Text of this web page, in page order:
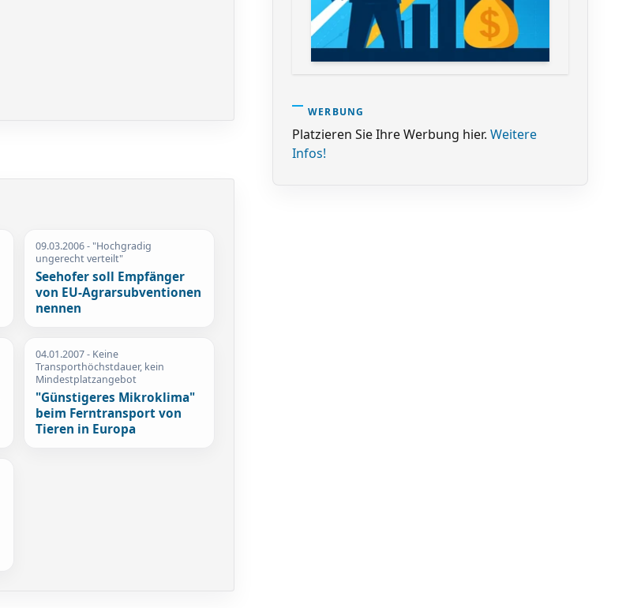
09.03.2006- "Hochgradig
ungerecht verteilt"
Seehofer soll Empfänger
von EU-Agrarsubventionen
nennen
04.01.2007- Keine
Transporthöchstdauer, kein
Mindestplatzangebot
"Günstigeres Mikroklima"
beim Ferntransport von
Tieren in Europa
WERBUNG
Platzieren Sie Ihre Werbung hier. Weitere
Infos!